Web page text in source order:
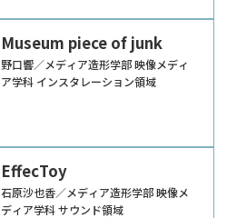
Museum piece of junk
野口響／メディア造形学部 映像メディ
ア学科 インスタレーション領域
EffecToy
石原沙也香／メディア造形学部 映像メ
ディア学科 サウンド領域